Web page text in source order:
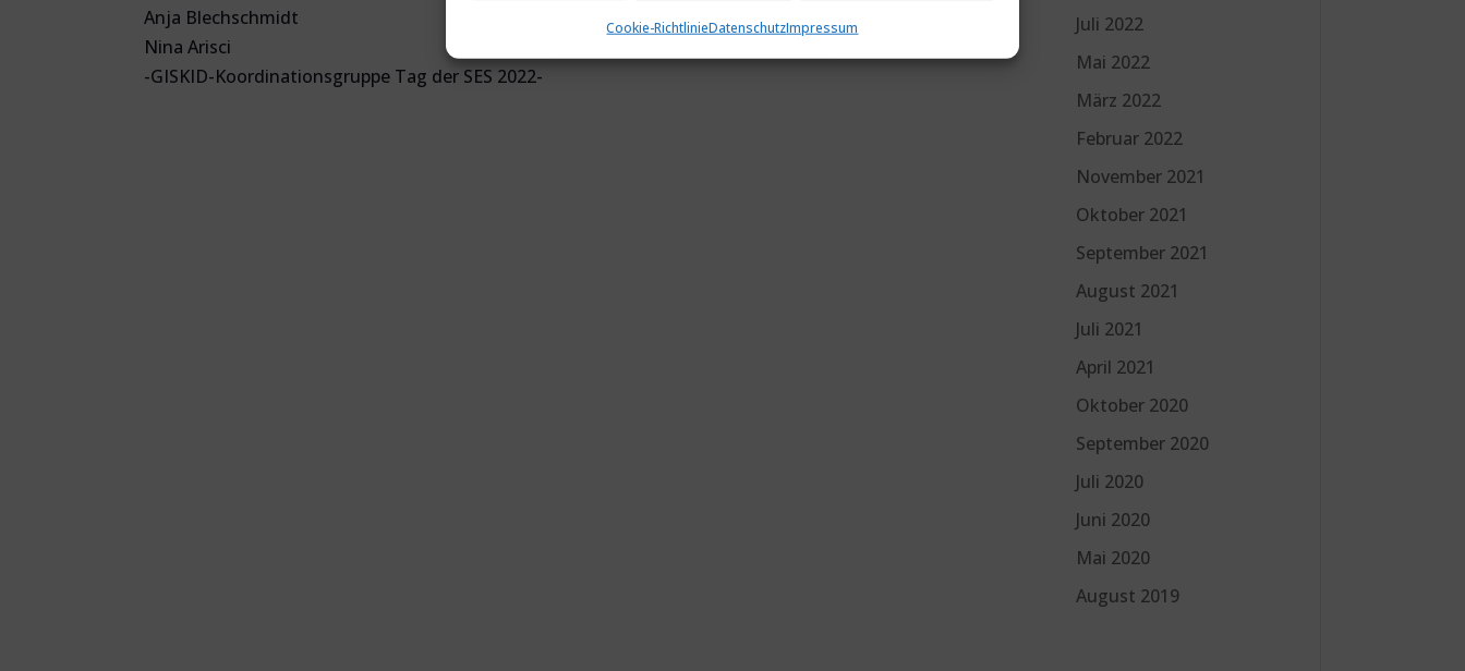
Cookie-RichtlinieDatenschutzImpressum
Anja Blechschmidt
Nina Arisci
-GISKID-Koordinationsgruppe Tag der SES 2022-
Juli 2022
Mai 2022
März 2022
Februar 2022
November 2021
Oktober 2021
September 2021
August 2021
Juli 2021
April 2021
Oktober 2020
September 2020
Juli 2020
Juni 2020
Mai 2020
August 2019